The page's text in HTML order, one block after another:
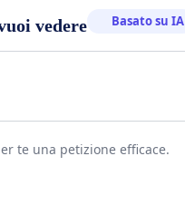
vedere Basato su IA
te una petizione efficace.